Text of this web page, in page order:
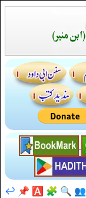
👥
🔍
🧩
🅰️
📌
↩️